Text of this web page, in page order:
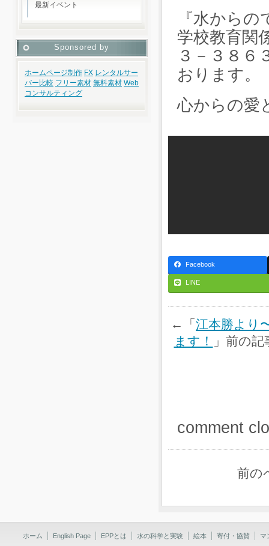
『水から
学校教育関
３－３８６
おります。
心からの愛
Facebook
LINE
←「 江本勝より
ます！
」前の
comment
前の
最新イベント
Sponsored by
ホームページ制作 FX レンタルサー
バー比較 フリー素材 無料素材 Web
コンサルティング
ホーム English Page EPPとは 水の科学と実験 絵本 寄付・協賛 マ